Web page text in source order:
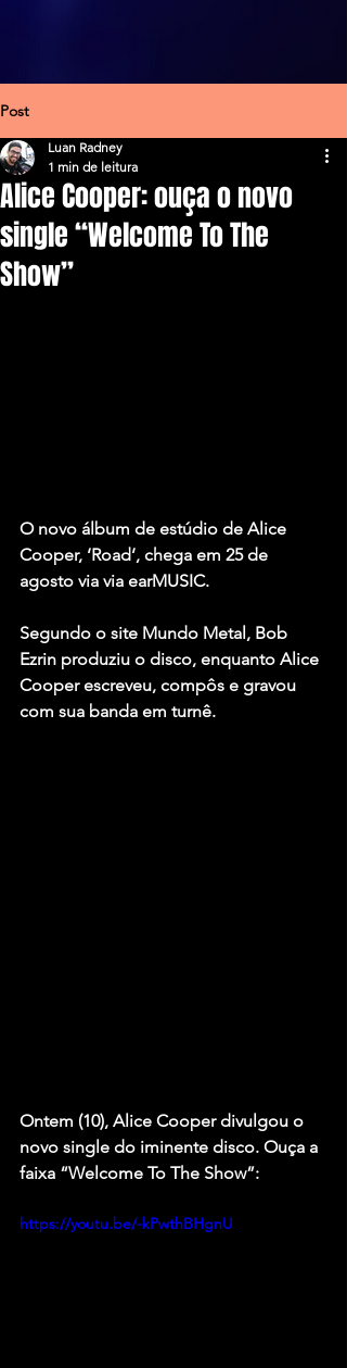
Post
Alice Cooper: ouça o novo
single “Welcome To The
Show”
Luan Radney
1 min de leitura
O novo álbum de estúdio de Alice
Cooper, ‘Road’, chega em 25 de
agosto via via earMUSIC.
Segundo o site Mundo Metal, Bob
Ezrin produziu o disco, enquanto Alice
Cooper escreveu, compôs e gravou
com sua banda em turnê.
Ontem (10), Alice Cooper divulgou o
novo single do iminente disco. Ouça a
faixa “Welcome To The Show”:
https://youtu.be/-kPwthBHgnU